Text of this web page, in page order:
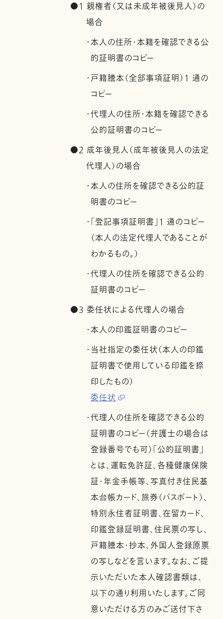
●1 親権者（又は未成年被後見人）の
場合
・本人の住所・本籍を確認できる公
的証明書のコピー
・戸籍謄本（全部事項証明）1 通の
コピー
・代理人の住所・本籍を確認できる
公的証明書のコピー
●2 成年後見人（成年被後見人の法定
代理人）の場合
・本人の住所を確認できる公的証
明書のコピー
・「登記事項証明書」1 通のコピー
（本人の法定代理人であることが
わかるもの。）
・代理人の住所を確認できる公的
証明書のコピー
●3 委任状による代理人の場合
・本人の印鑑証明書のコピー
・当社指定の委任状（本人の印鑑
証明書で使用している印鑑を捺
印したもの）
委任状
・代理人の住所を確認できる公的
証明書のコピー（弁護士の場合は
登録番号でも可）「公的証明書」
とは、運転免許証、各種健康保険
証・年金手帳等、写真付き住民基
本台帳カード、旅券（パスポート）、
特別永住者証明書、在留カード、
印鑑登録証明書、住民票の写し、
戸籍謄本・抄本、外国人登録原票
の写しなどを言います。なお、ご提
示いただいた本人確認書類は、
以下の通り利用いたします。ご同
意いただける方のみご送付下さ